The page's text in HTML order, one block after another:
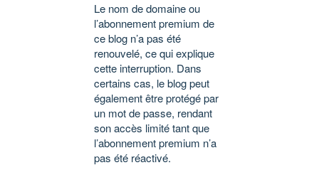
Le nom de domaine ou
l’abonnement premium de
ce blog n’a pas été
renouvelé, ce qui explique
cette interruption. Dans
certains cas, le blog peut
également être protégé par
un mot de passe, rendant
son accès limité tant que
l’abonnement premium n’a
pas été réactivé.